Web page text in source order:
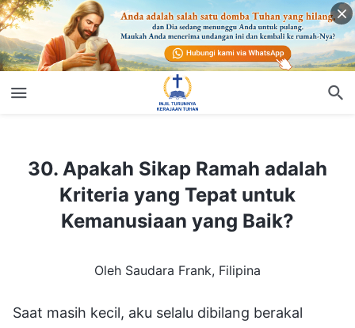
30. Apakah Sikap Ramah adalah
Kriteria yang Tepat untuk
Kemanusiaan yang Baik?
Oleh Saudara Frank, Filipina
Saat masih kecil, aku selalu dibilang berakal